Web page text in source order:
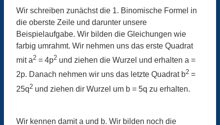
Wir schreiben zunächst die 1. Binomische Formel in
die oberste Zeile und darunter unsere
Beispielaufgabe. Wir bilden die Gleichungen wie
farbig umrahmt. Wir nehmen uns das erste Quadrat
mit a2 = 4p2 und ziehen die Wurzel und erhalten a =
2p. Danach nehmen wir uns das letzte Quadrat b2 =
25q2 und ziehen dir Wurzel um b = 5q zu erhalten.
Wir kennen damit a und b. Wir bilden noch die